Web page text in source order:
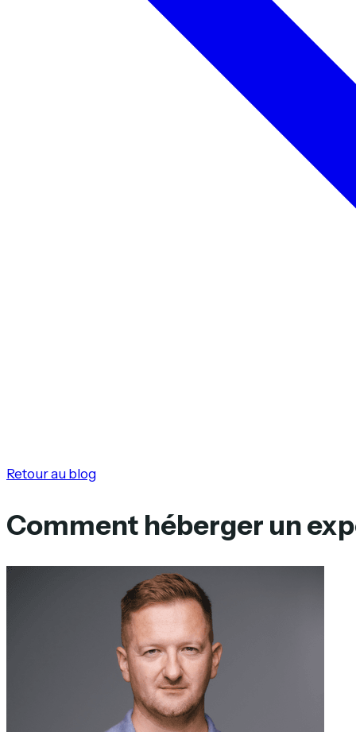
Retour au blog
Comment héberger un